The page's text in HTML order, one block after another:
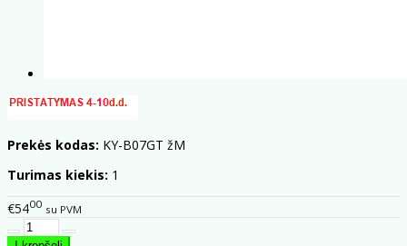
Prekės kodas: KY-B07GT žM
Turimas kiekis: 1
€5400 su PVM